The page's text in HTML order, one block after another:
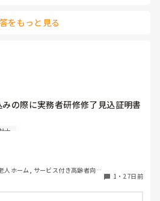
ればお願いします
をもっと見る
の際に実務者研修修了見込証明書
イミングで提出するのですか？
士
人ホーム, サービス付き高齢者向け
1 ・ 27日前